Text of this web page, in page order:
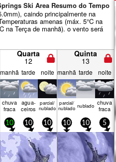
Ski Area Resumo do Tempo
caindo principalmente na
amenas (máx. 5°C na
na Terça de manhã). o vento será
Quarta
12
Quinta
13
manhã tarde noite manhã tarde noite
chuva
fraca
agua­
ceiros
parcial/
nublado
parcial/
nublado nubl­ado chuva
fraca
10 10 10 10 10 5